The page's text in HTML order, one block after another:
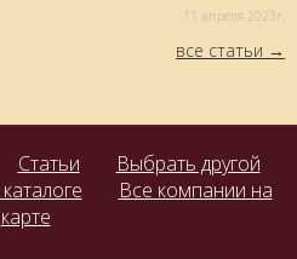
11 aпреля 2023г.
все статьи
Статьи
Выбрать другой
Все компании на
карте